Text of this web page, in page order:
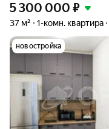
5 300 000 ₽
37 м² 1-комн. квартира
новостройка